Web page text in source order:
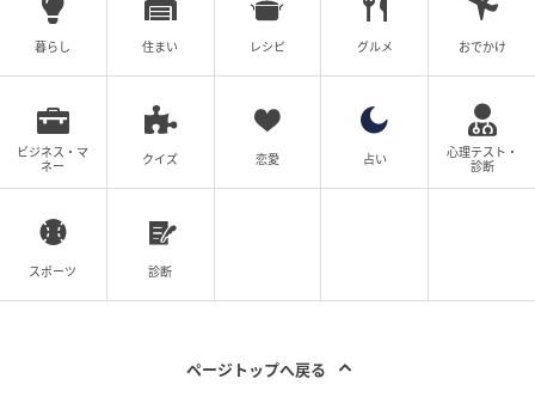
暮らし 住まい レシピ グルメ おでかけ
ビジネス・マ
ネー
クイズ 恋愛 占い
心理テスト・
診断
スポーツ 診断
ページトップへ戻る